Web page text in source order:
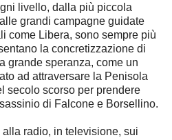
livello, dalla più piccola
grandi campagne guidate
come Libera, sono sempre più
la concretizzazione di
grande speranza, come un
ad attraversare la Penisola
secolo scorso per prendere
di Falcone e Borsellino.
radio, in televisione, sui